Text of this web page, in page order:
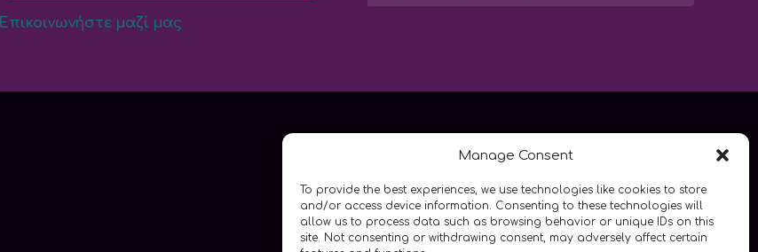
Manage Consent
To provide the best experiences, we use technologies like cookies to store
and/or access device information. Consenting to these technologies will
allow us to process data such as browsing behavior or unique IDs on this
site. Not consenting or withdrawing consent, may adversely affect certain
Επικοινωνήστε μαζί μας